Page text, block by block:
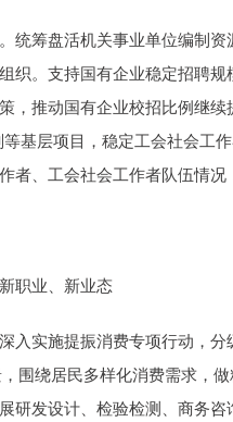
筹盘活机关事业单位编制资
织。支持国有企业稳定招聘
，推动国有企业校招比例继
基层项目，稳定工会社会工
者、工会社会工作者队伍情况
职业、新业态
实施提振消费专项行动，分
，围绕居民多样化消费需求，
研发设计、检验检测、商务